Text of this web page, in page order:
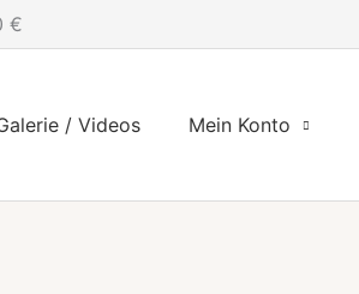
€
/ Videos Mein Konto